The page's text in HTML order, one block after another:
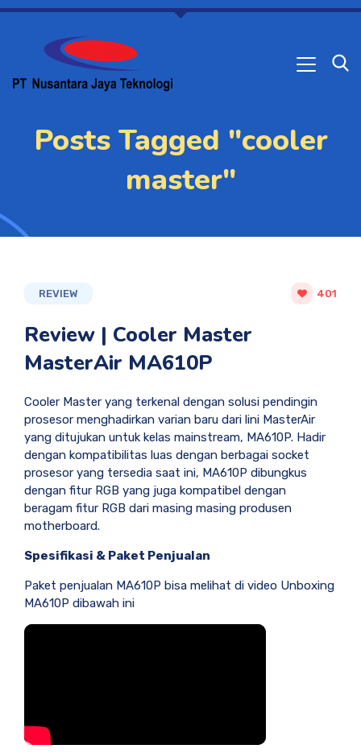
Posts Tagged "cooler
master"
REVIEW 401
Review | Cooler Master
MasterAir MA610P
Cooler Master yang terkenal dengan solusi pendingin
prosesor menghadirkan varian baru dari lini MasterAir
yang ditujukan untuk kelas mainstream, MA610P. Hadir
dengan kompatibilitas luas dengan berbagai socket
prosesor yang tersedia saat ini, MA610P dibungkus
dengan fitur RGB yang juga kompatibel dengan
beragam fitur RGB dari masing masing produsen
motherboard.
Spesifikasi & Paket Penjualan
Paket penjualan MA610P bisa melihat di video Unboxing
MA610P dibawah ini